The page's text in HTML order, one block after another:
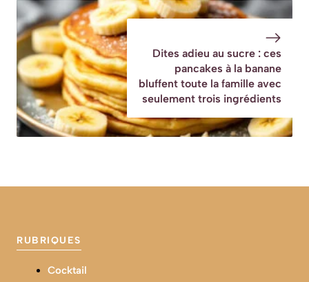
Dites adieu au sucre : ces
pancakes à la banane
bluffent toute la famille avec
seulement trois ingrédients
RUBRIQUES
Cocktail